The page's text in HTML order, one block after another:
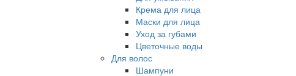
Крема для лица
Маски для лица
Уход за губами
Цветочные воды
Для волос
Шампуни